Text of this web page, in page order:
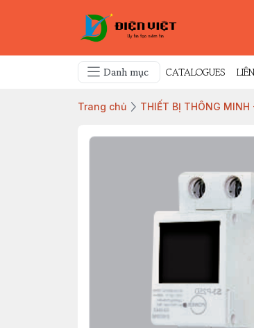
Danh mục CATALOGUES
Trang chủ THIẾT BỊ THÔNG MINH